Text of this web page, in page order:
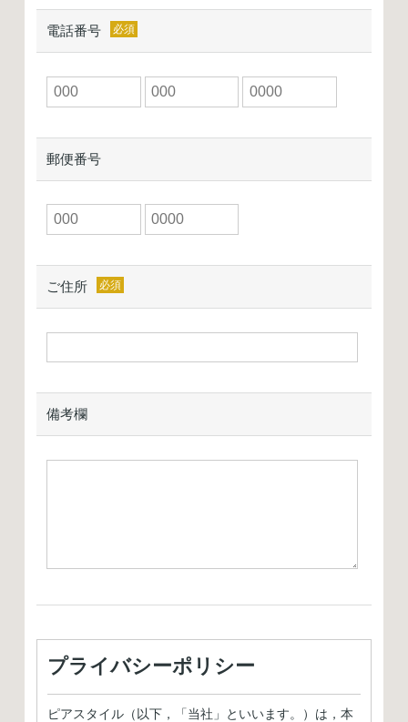
電話番号
郵便番号
ご住所
備考欄
プライバシーポリシー
ピアスタイル（以下，「当社」といいます。）は，本